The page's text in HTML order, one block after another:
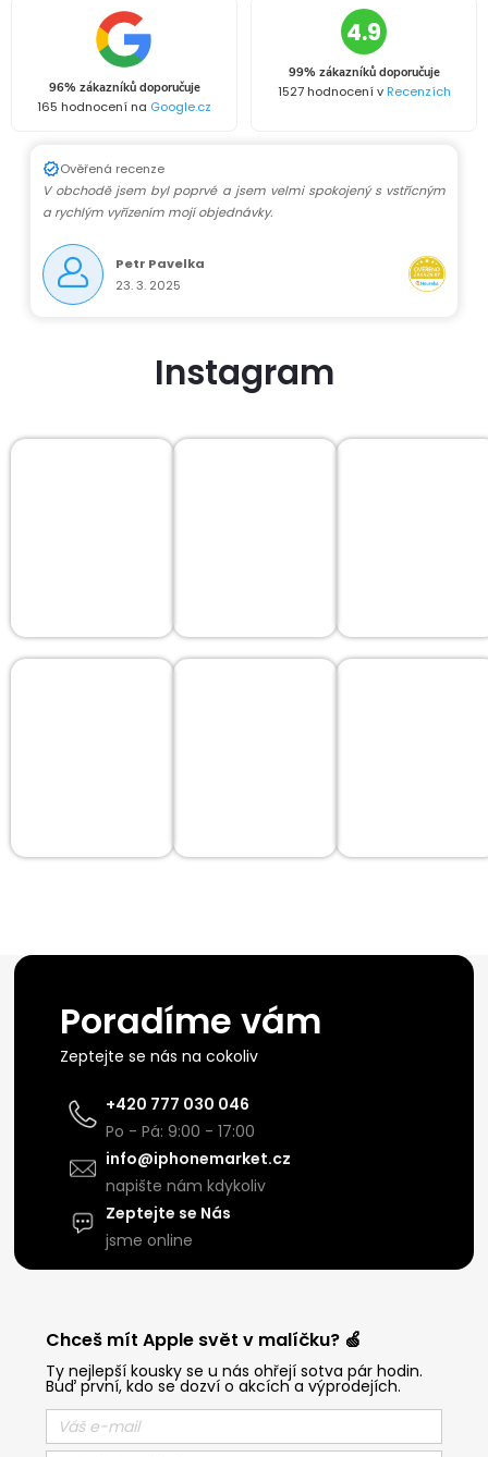
96% zákazníků doporučuje
165 hodnocení na Google.cz
4.9
99% zákazníků doporučuje
1527 hodnocení vRecenzích
Ověřená recenze
V obchodě jsem byl poprvé a jsem velmi spokojený s vstřícným
a rychlým vyřízením mojí objednávky.
Petr Pavelka
23. 3. 2025
Instagram
Poradíme vám
Zeptejte se nás na cokoliv
+420 777 030 046
Po - Pá: 9:00 - 17:00
info@iphonemarket.cz
napište nám kdykoliv
Zeptejte se Nás
jsme online
Chceš mít Apple svět v malíčku? 🍏
Ty nejlepší kousky se u nás ohřejí sotva pár hodin.
Buď první, kdo se dozví o akcích a výprodejích.